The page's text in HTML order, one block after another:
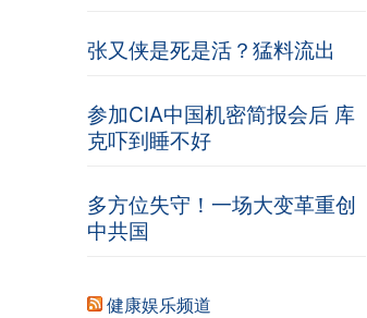
张又侠是死是活？猛料流出
参加CIA中国机密简报会后 库
克吓到睡不好
多方位失守！一场大变革重创
中共国
健康娱乐频道